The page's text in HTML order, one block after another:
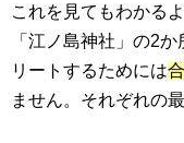
これを見てもわかる
「江ノ島神社」の2
リートするためには
ません。それぞれの